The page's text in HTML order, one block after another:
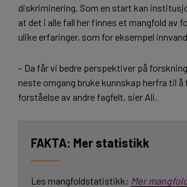
diskriminering. Som en start kan
at det i alle fall her finnes et mangfold av
ulike erfaringer, som for eksempel
– Da får vi bedre perspektiver på
neste omgang bruke kunnskap herfra til å
forståelse av andre fagfelt, sier Ali.
Mer statistikk
Les mangfoldstatistikk: Mer